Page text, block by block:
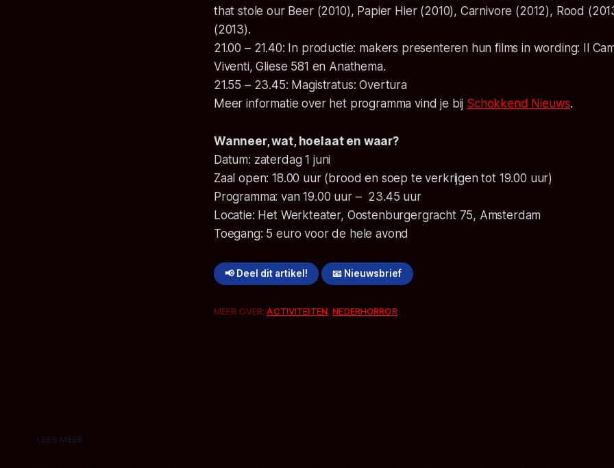
that stole our Beer (2010), Papier Hier (2010), Carnivore (2012), Rood
(2013).
21.00 – 21.40: In productie: makers presenteren hun films in wording: Il
Viventi, Gliese 581 en Anathema.
21.55 – 23.45: Magistratus: Overtura
Meer informatie over het programma vind je bij Schokkend Nieuws.
Wanneer, wat, hoelaat en waar?
Datum: zaterdag 1 juni
Zaal open: 18.00 uur (brood en soep te verkrijgen tot 19.00 uur)
Programma: van 19.00 uur – 23.45 uur
Locatie: Het Werkteater, Oostenburgergracht 75, Amsterdam
Toegang: 5 euro voor de hele avond
📢 Deel dit artikel! 📧 Nieuwsbrief
MEER OVER:ACTIVITEITEN,NEDERHORROR
LEES MEER